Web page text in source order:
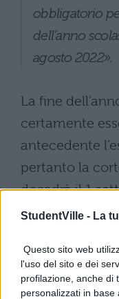
StudentVille - La
Questo sito web
l'uso del sito e dei
profilazione, anche di
personalizzati in
obbligatorio
dell’anno
agosto 2022».
La fine
certamente
antecedente
pertanto la
decadrà il 1
Il ricorso
IlCodacons